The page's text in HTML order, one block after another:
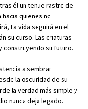
él un tenue rastro de
quienes no
La vida seguirá en el
su curso. Las criaturas
construyendo su futuro.
a sembrar
la oscuridad de su
la verdad más simple y
nunca deja legado.